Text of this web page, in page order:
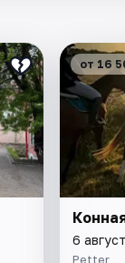
от 16
6
Petter